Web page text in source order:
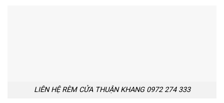
LIÊN HỆ RÈM CỬA THUẬN KHANG 0972 274 333